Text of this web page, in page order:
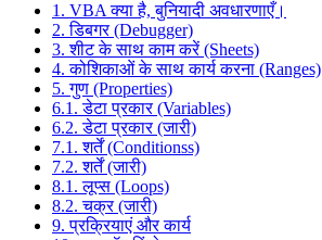
1. VBA क्या है, बुनियादी अवधारणाएँ।
2. डिबगर (Debugger)
3. शीट के साथ काम करें (Sheets)
4. कोशिकाओं के साथ कार्य करना (Ranges)
5. गुण (Properties)
6.1. डेटा प्रकार (Variables)
6.2. डेटा प्रकार (जारी)
7.1. शर्तें (Conditionss)
7.2. शर्तें (जारी)
8.1. लूप्स (Loops)
8.2. चक्र (जारी)
9. प्रक्रियाएं और कार्य